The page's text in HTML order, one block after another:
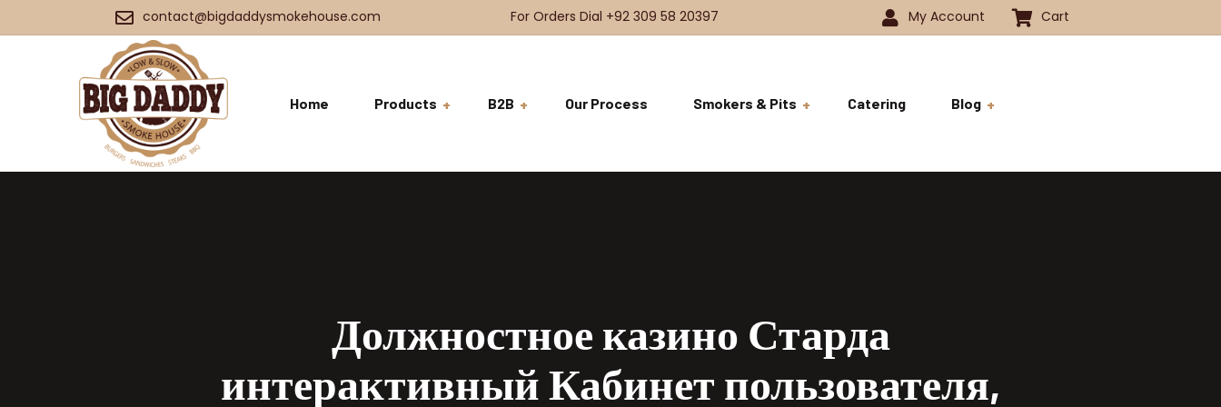
contact@bigdaddysmokehouse.com For Orders Dial +92 309 58 20397 My Account Cart
Home Products
Cheeks
T-Bone
Tomahawk
Chicken Whole Chicken
Breast Fillets
Salads Beef Salad
B2B Our Process Smokers & Pits Catering Blog
Должностное казино Старда
интерактивный Кабинет пользователя,